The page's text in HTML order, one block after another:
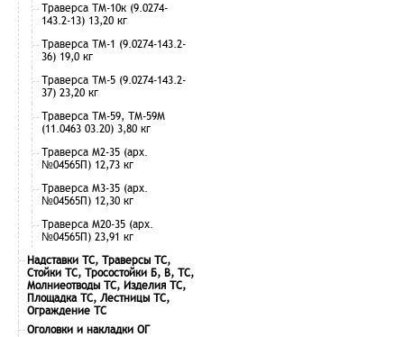
Траверса ТМ-10к (9.0274-
143.2-13) 13,20 кг
Траверса ТМ-1 (9.0274-143.2-
36) 19,0 кг
Траверса ТМ-5 (9.0274-143.2-
37) 23,20 кг
Траверса ТМ-59, ТМ-59М
(11.0463 03.20) 3,80 кг
Траверса М2-35 (арх.
№04565П) 12,73 кг
Траверса М3-35 (арх.
№04565П) 12,30 кг
Траверса М20-35 (арх.
№04565П) 23,91 кг
Надставки ТС, Траверсы ТС,
Стойки ТС, Тросостойки Б, В, ТС,
Молниеотводы ТС, Изделия ТС,
Площадка ТС, Лестницы ТС,
Ограждение ТС
Оголовки и накладки ОГ